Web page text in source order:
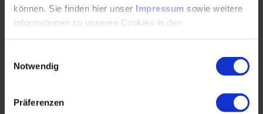
können. Sie finden hier unser Impressum sowie weitere
Informationen zu unseren Cookies in den
Notwendig
Präferenzen